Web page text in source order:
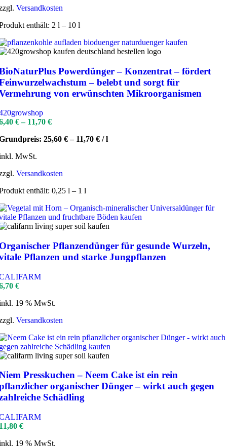
Versandkosten
enthält: 2 l – 10 l
Powerdünger – Konzentrat – fördert
– belebt und sorgt für
von erwünschten Mikroorganismen
€– 11,70 €
25,60 €– 11,70 € /l
MwSt.
Versandkosten
enthält: 0,25 l – 1 l
Pflanzendünger für gesunde Wurzeln,
Pflanzen und starke Jungpflanzen
€
19 % MwSt.
Versandkosten
Presskuchen – Neem Cake ist ein rein
organischer Dünger – wirkt auch gegen
Schädling
€
19 % MwSt.